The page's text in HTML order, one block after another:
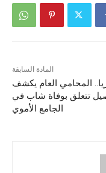
المادة السابقة
المحامي العام يكشف
تتعلق بوفاة شاب في
الجامع الأموي